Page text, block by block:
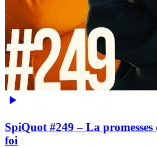
SpiQuot #249 – La
foi